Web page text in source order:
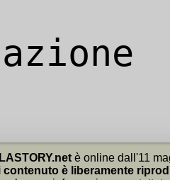
è online dall'11
contenuto è liberamente